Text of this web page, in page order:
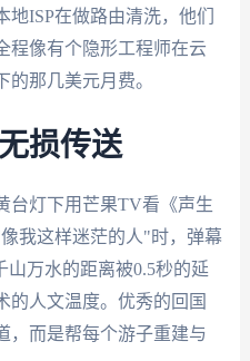
ISP在做路由清洗，他们
程像有个隐形工程师在云
那几美元月费。
损传送
台灯下用芒果TV看《声生
我这样迷茫的人"时，弹幕
万水的距离被0.5秒的延
的人文温度。优秀的回国
，而是帮每个游子重建与